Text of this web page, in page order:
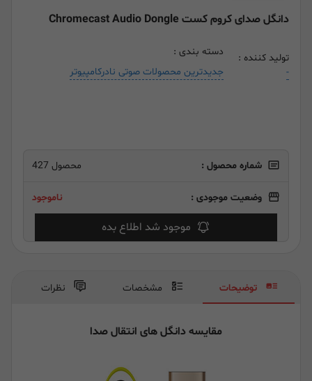
دانگل صدای کروم کست Chromecast Audio Dongle
تولید کننده :
-
دسته بندی :
جدیدترین محصولات صوتی نادرکامپیوتر
شماره محصول : محصول 427
وضعیت موجودی : ناموجود
موجود شد اطلاع بده
مقایسه دانگل های انتقال صدا